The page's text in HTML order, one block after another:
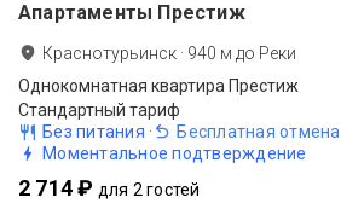
Апартаменты Престиж
Краснотурьинск · 940 м до Реки
Однокомнатная квартира Престиж
Стандартный тариф
Без питания ·
Бесплатная отмена
Моментальное подтверждение
2 714 ₽ для 2 гостей